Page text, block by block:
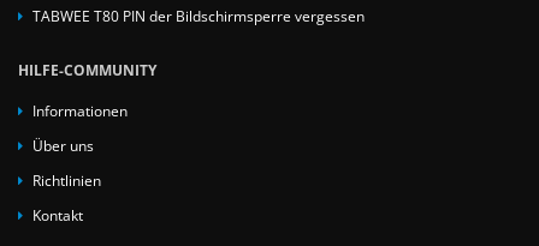
TABWEE T80 PIN der Bildschirmsperre vergessen
HILFE-COMMUNITY
Informationen
Über uns
Richtlinien
Kontakt